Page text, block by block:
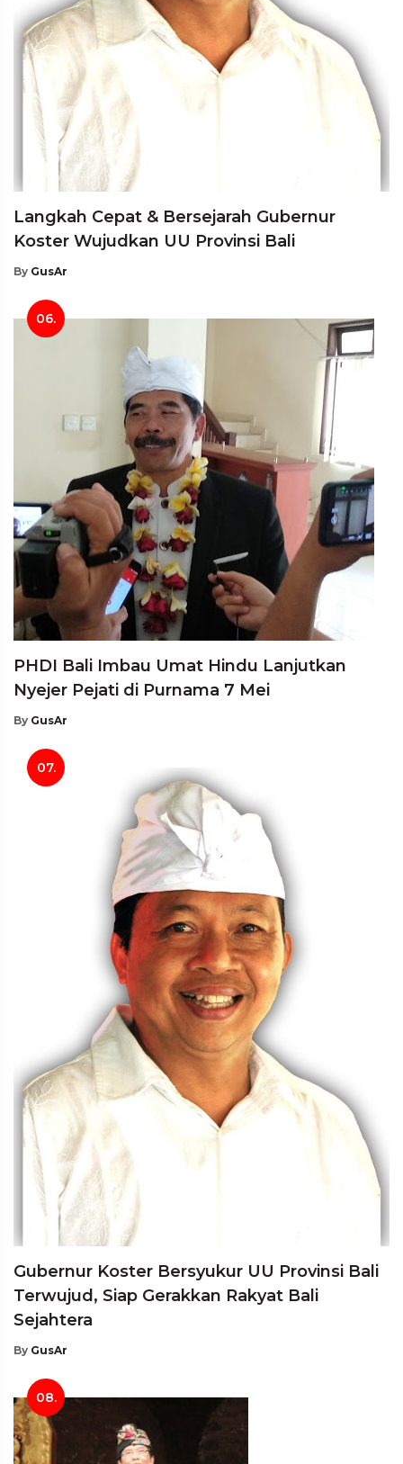
Langkah Cepat & Bersejarah Gubernur
Koster Wujudkan UU Provinsi Bali
By GusAr
06.
PHDI Bali Imbau Umat Hindu Lanjutkan
Nyejer Pejati di Purnama 7 Mei
By GusAr
07.
Gubernur Koster Bersyukur UU Provinsi Bali
Terwujud, Siap Gerakkan Rakyat Bali
Sejahtera
By GusAr
08.